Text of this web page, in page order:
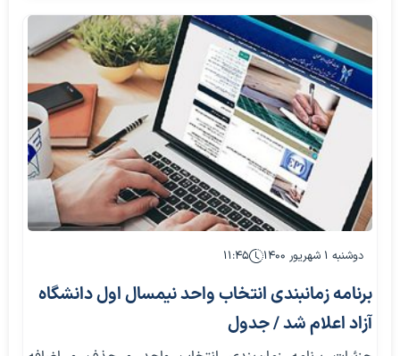
دوشنبه ۱ شهریور ۱۴۰۰ ۱۱:۴۵
برنامه زمانبندی انتخاب واحد نیمسال اول دانشگاه
آزاد اعلام شد / جدول